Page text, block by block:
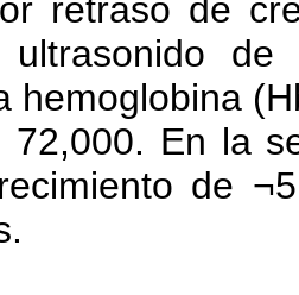
retraso de
ultrasonido
hemoglobina
72,000. En la
de